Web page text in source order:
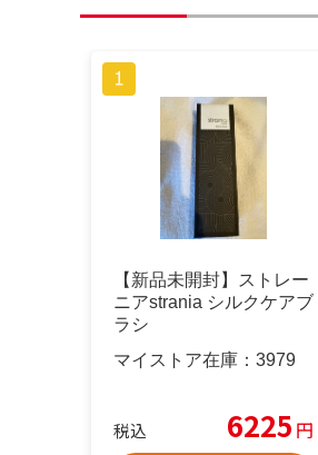
【新品未開封】ストレー
ニアstrania シルクケアブ
ラシ
マイストア在庫： 3979
税込 6225 円